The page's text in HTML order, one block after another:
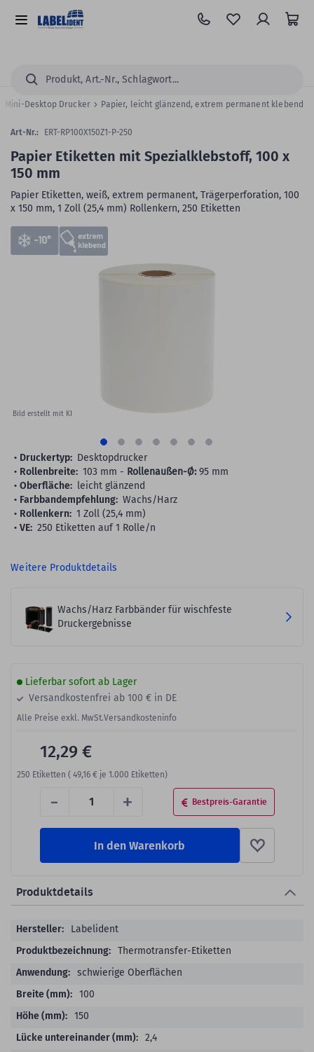
Hauptinhalt
springen
Alle
Suchen...
Mini-Desktop Drucker Papier, leicht glänzend, extrem permanent klebend
Ende
der
Bild erstellt mit KI
Skip
to
the
Papier Etiketten mit Spezialklebstoff, 100 x
150 mm
Papier Etiketten, weiß, extrem permanent, Trägerperforation, 100
x 150 mm, 1 Zoll (25,4 mm) Rollenkern, 250 Etiketten
Art-Nr.: ERT-RP100X150Z1-P-250
Druckertyp: Desktopdrucker
Rollenbreite: 103 mm - Rollenaußen-Ø: 95 mm
Oberfläche: leicht glänzend
Farbbandempfehlung: Wachs/Harz
Rollenkern: 1 Zoll (25,4 mm)
VE: 250 Etiketten auf 1 Rolle/n
Weitere Produktdetails
Wachs/Harz Farbbänder für wischfeste
Druckergebnisse
Lieferbar sofort ab Lager
Versandkostenfrei ab 100 € in DE
Alle Preise exkl. MwSt.Versandkosteninfo
- + Bestpreis-Garantie
12,29 €
250 Etiketten ( 49,16 € je 1.000 Etiketten)
In den Warenkorb
Produktdetails
ProduktdetailsLabelident
Thermotransfer-Etiketten
schwierige Oberflächen
100
150
2,4